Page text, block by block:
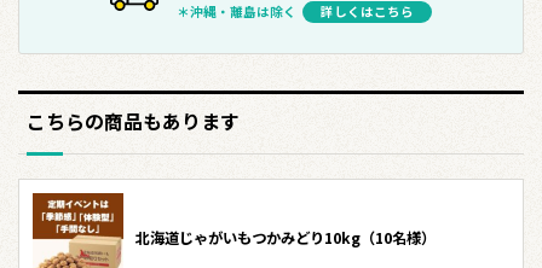
＊沖縄・離島は除く 詳しくはこちら
こちらの商品もあります
北海道じゃがいもつかみどり10kg（10名様）